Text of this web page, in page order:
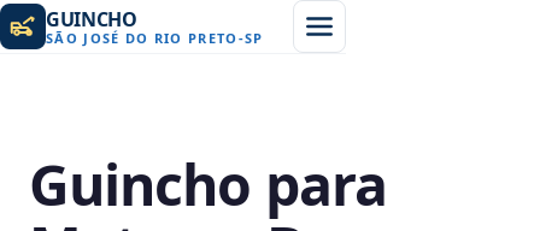
GUINCHO
SÃO JOSÉ DO RIO PRETO -SP
Guincho para